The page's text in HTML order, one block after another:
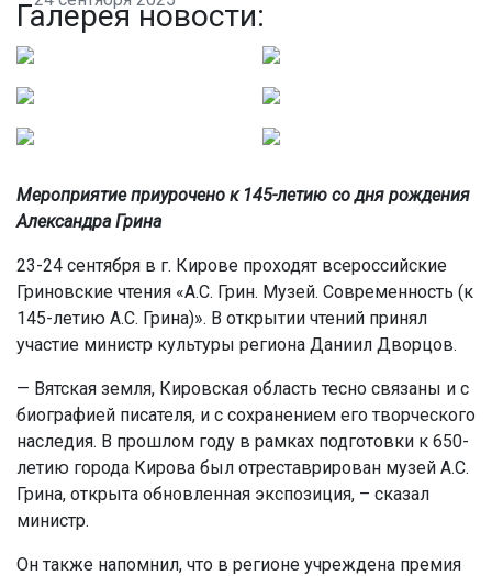
В Кирове открылись Гриновские чтения
Галерея новости:
Мероприятие приурочено к 145-летию со дня рождения
Александра Грина
23-24 сентября в г. Кирове проходят всероссийские
Гриновские чтения «А.С. Грин. Музей. Современность (к
145-летию А.С. Грина)». В открытии чтений принял
участие министр культуры региона Даниил Дворцов.
— Вятская земля, Кировская область тесно связаны и с
биографией писателя, и с сохранением его творческого
наследия. В прошлом году в рамках подготовки к 650-
летию города Кирова был отреставрирован музей А.С.
Грина, открыта обновленная экспозиция, – сказал
министр.
Он также напомнил, что в регионе учреждена премия